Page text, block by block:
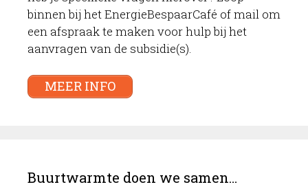
binnen bij het EnergieBespaarCafé of mail om
een afspraak te maken voor hulp bij het
aanvragen van de subsidie(s).
MEER INFO
Buurtwarmte doen we samen…